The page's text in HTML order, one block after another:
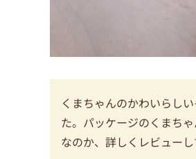
くまちゃんのかわいらし
た。パッケージのくまち
なのか、詳しくレビューし